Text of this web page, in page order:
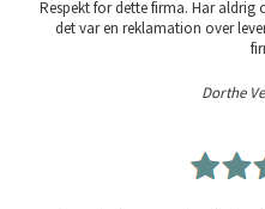
Respekt for dette firma. Har aldrig
det var en reklamation over
Dorthe